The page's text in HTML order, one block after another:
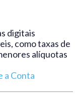
digitais
como taxas de
alíquotas
a Conta